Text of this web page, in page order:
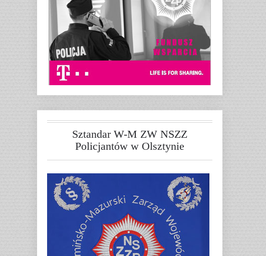
Sztandar W-M ZW NSZZ
Policjantów w Olsztynie